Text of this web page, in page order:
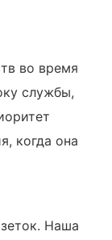
во время
службы,
когда она
Наша